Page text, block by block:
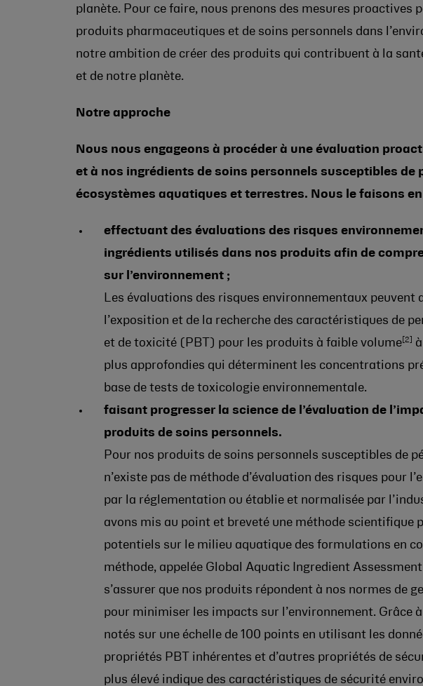
planète. Pour ce faire, nous prenons des mesures proactives
produits pharmaceutiques et de soins personnels dans
notre ambition de créer des produits qui contribuent à la
et de notre planète.
Notre approche
Nous nous engageons à procéder à une évaluation
et à nos ingrédients de soins personnels susceptibles de
écosystèmes aquatiques et terrestres. Nous le faisons en
effectuant des évaluations des risques
ingrédients utilisés dans nos produits afin de
sur l’environnement ;
Les évaluations des risques environnementaux peuvent
l’exposition et de la recherche des caractéristiques de
et de toxicité (PBT) pour les produits à faible volume [2]
plus approfondies qui déterminent les concentrations
base de tests de toxicologie environnementale.
faisant progresser la science de l’évaluation de
produits de soins personnels.
Pour nos produits de soins personnels susceptibles de
n’existe pas de méthode d’évaluation des risques pour
par la réglementation ou établie et normalisée par
avons mis au point et breveté une méthode scientifique
potentiels sur le milieu aquatique des formulations en
méthode, appelée Global Aquatic Ingredient
s’assurer que nos produits répondent à nos normes de
pour minimiser les impacts sur l’environnement. Grâce
notés sur une échelle de 100 points en utilisant les
propriétés PBT inhérentes et d’autres propriétés de
plus élevé indique des caractéristiques de sécurité